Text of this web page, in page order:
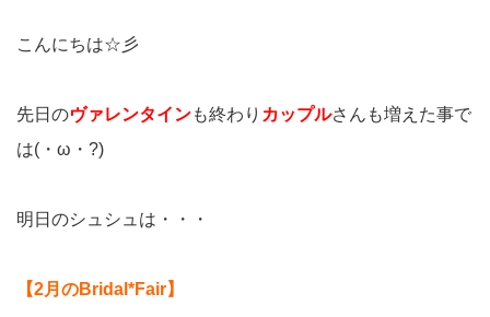
こんにちは☆彡
先日のヴァレンタインも終わり カップルさんも増えた事で
は(・ω・?)
明日のシュシュは・・・
【2月のBridal*Fair】